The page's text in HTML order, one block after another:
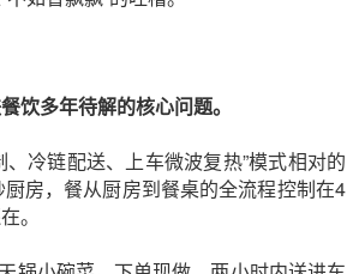
饮多年待解的核心问题。
冷链配送、上车微波复热”模式相对的
房，餐从厨房到餐桌的全流程控制在4
。